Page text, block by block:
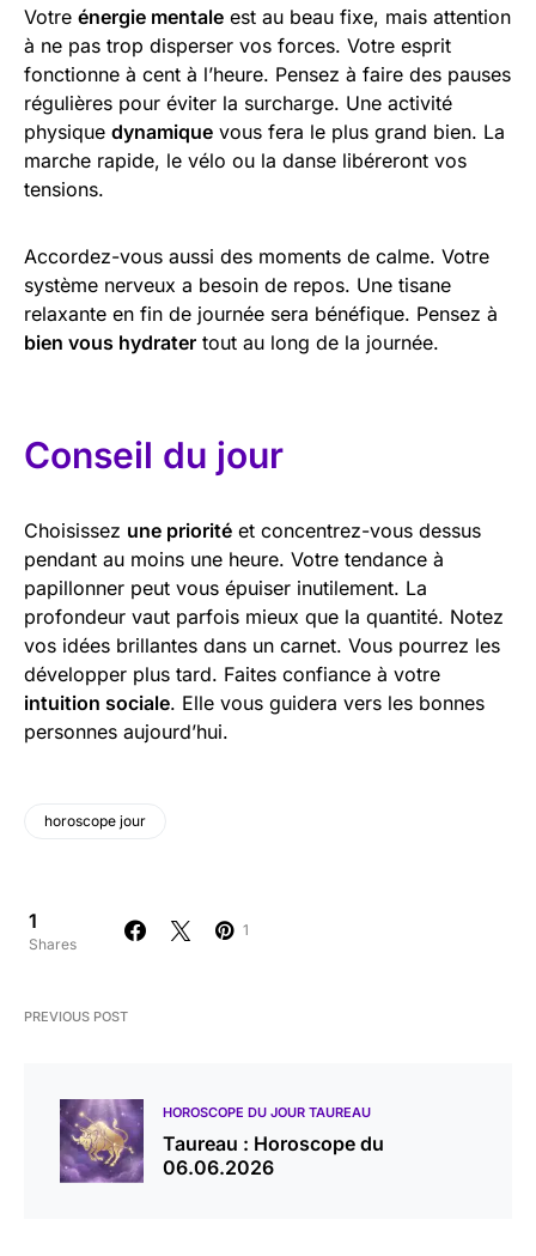
Votre énergie mentale est au beau fixe, mais attention
à ne pas trop disperser vos forces. Votre esprit
fonctionne à cent à l’heure. Pensez à faire des pauses
régulières pour éviter la surcharge. Une activité
physique dynamique vous fera le plus grand bien. La
marche rapide, le vélo ou la danse libéreront vos
tensions.
Accordez-vous aussi des moments de calme. Votre
système nerveux a besoin de repos. Une tisane
relaxante en fin de journée sera bénéfique. Pensez à
bien vous hydrater tout au long de la journée.
Conseil du jour
Choisissez une priorité et concentrez-vous dessus
pendant au moins une heure. Votre tendance à
papillonner peut vous épuiser inutilement. La
profondeur vaut parfois mieux que la quantité. Notez
vos idées brillantes dans un carnet. Vous pourrez les
développer plus tard. Faites confiance à votre
intuition sociale. Elle vous guidera vers les bonnes
personnes aujourd’hui.
horoscope jour
1
Shares
1
PREVIOUS POST
HOROSCOPE DU JOUR TAUREAU
Taureau : Horoscope du
06.06.2026